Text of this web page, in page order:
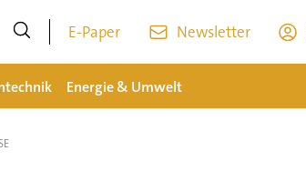
E-Paper Newsletter
Energie & Umwelt